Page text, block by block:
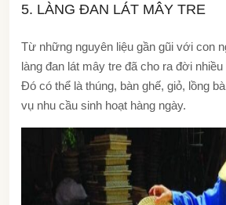
5. LÀNG ĐAN LÁT MÂY TRE
Từ những nguyên liệu gần gũi với con
làng đan lát mây tre đã cho ra đời
Đó có thể là thúng, bàn ghế, giỏ, lồng
vụ nhu cầu sinh hoạt hàng ngày.